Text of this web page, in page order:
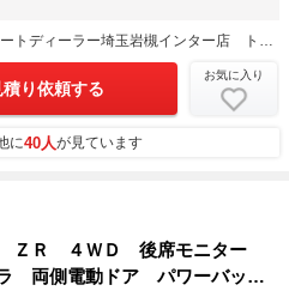
ＣＳオートディーラー埼玉岩槻インター店 トヨタ ２０系３０系４０系アルファード／ヴェルファイア／ハイブリッド／カスタム／高品質中古車専門店
り依頼する
お気に入り
に40人が見ています
ＺＲ ４ＷＤ 後席モニター
両側電動ドア パワーバック